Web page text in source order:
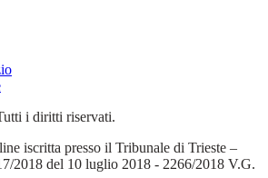
i diritti riservati.
iscritta presso il Tribunale di Trieste –
2018 del 10 luglio 2018 - 2266/2018 V.G.